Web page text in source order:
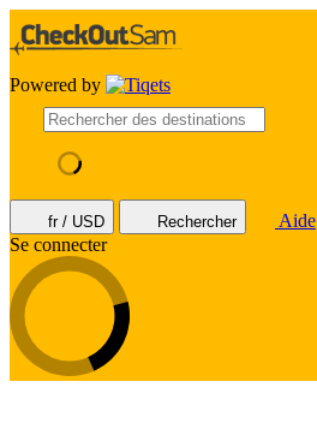
Powered by
fr / USD Rechercher
Aide
Se connecter